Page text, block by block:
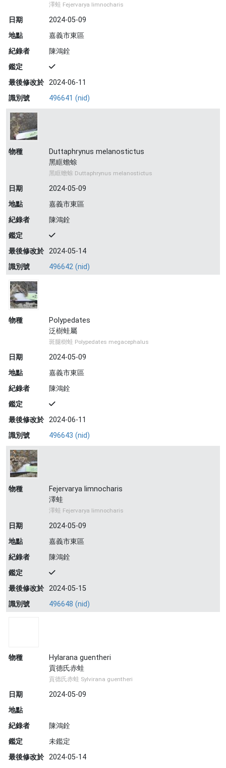
澤蛙 Fejervarya limnocharis
日期
2024-05-09
地點
嘉義市東區
紀錄者
陳鴻銓
鑑定
最後修改於 2024-06-11
識別號
496641 (nid)
物種
Duttaphrynus melanostictus
黑眶蟾蜍
黑眶蟾蜍 Duttaphrynus melanostictus
日期
2024-05-09
地點
嘉義市東區
紀錄者
陳鴻銓
鑑定
最後修改於 2024-05-14
識別號
496642 (nid)
物種
Polypedates
泛樹蛙屬
斑腿樹蛙 Polypedates megacephalus
日期
2024-05-09
地點
嘉義市東區
紀錄者
陳鴻銓
鑑定
最後修改於 2024-06-11
識別號
496643 (nid)
物種
Fejervarya limnocharis
澤蛙
澤蛙 Fejervarya limnocharis
日期
2024-05-09
地點
嘉義市東區
紀錄者
陳鴻銓
鑑定
最後修改於 2024-05-15
識別號
496648 (nid)
物種
Hylarana guentheri
貢德氏赤蛙
貢德氏赤蛙 Sylvirana guentheri
日期
2024-05-09
地點
紀錄者
陳鴻銓
鑑定
未鑑定
最後修改於 2024-05-14